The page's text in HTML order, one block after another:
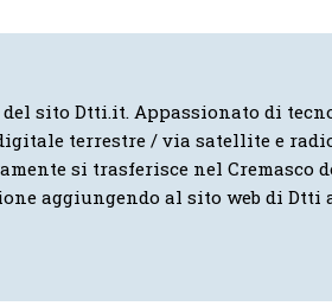
sito Dtti.it. Appassionato di
terrestre / via satellite e
si trasferisce nel Cremasco
aggiungendo al sito web di Dtti